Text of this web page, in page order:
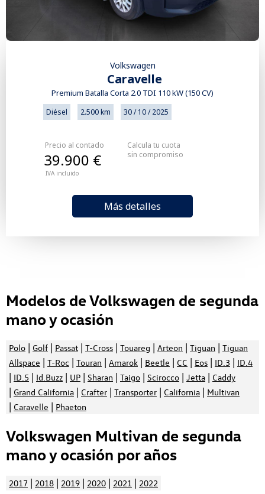
Volkswagen
Caravelle
Premium Batalla Corta 2.0 TDI 110 kW (150 CV)
Diésel 2.500 km 30 / 10 / 2025
Precio al contado
IVA incluido
39.900 €
Más detalles
Calcula tu cuota
sin compromiso
Modelos de Volkswagen de segunda
mano y ocasión
Polo | Golf | Passat | T-Cross | Touareg | Arteon | Tiguan | Tiguan
Allspace | T-Roc | Touran | Amarok | Beetle | CC | Eos | ID.3 | ID.4
| ID.5 | Id.Buzz | UP | Sharan | Taigo | Scirocco | Jetta | Caddy
| Grand California | Crafter | Transporter | California | Multivan
| Caravelle | Phaeton
Volkswagen Multivan de segunda
mano y ocasión por años
2017 | 2018 | 2019 | 2020 | 2021 | 2022